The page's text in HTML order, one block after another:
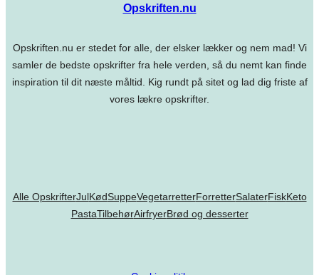
Opskriften.nu
Opskriften.nu er stedet for alle, der elsker lækker og nem mad! Vi
samler de bedste opskrifter fra hele verden, så du nemt kan finde
inspiration til dit næste måltid. Kig rundt på sitet og lad dig friste af
vores lækre opskrifter.
Alle OpskrifterJulKødSuppeVegetarretterForretterSalaterFiskKeto
PastaTilbehørAirfryerBrød og desserter